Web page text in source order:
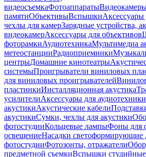
видеосъемкаФотоаппараты
памятиОбъективыВспышкиАксессуары
чехлы для камерЗарядные устройства,
видеокамерАксессуары для объективов
фоторамкиАудиотехникаМультимедиа
метеостанцииРадиоприемники
центрыДомашние кинотеатры
системыПроигрыватели виниловых
для виниловых проигрывателей
пластинкиИнсталляционная акустика
усилителиАксессуары для аудиотехники
акустикиАкустические кабели
акустикиСумки, чехлы для акустики
фотостудииКольцевые лампыФоны для
освещениеНасадки светоформирующие
фотостудииФотозонты, отражатели
предметной съемкиВспышки студийные